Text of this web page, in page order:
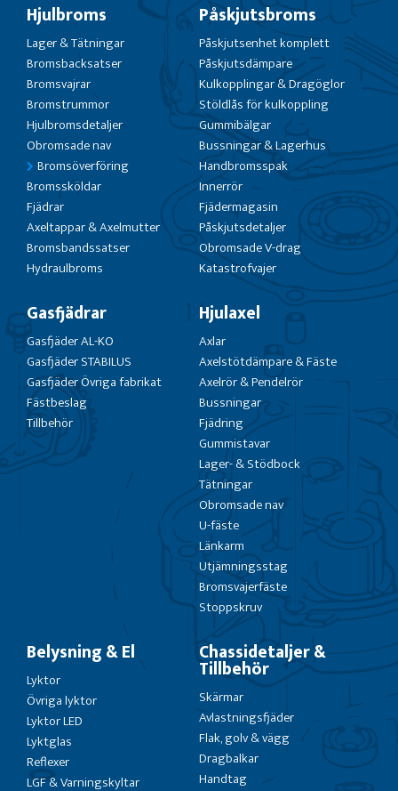
Hjulbroms
Lager & Tätningar
Bromsbacksatser
Bromsvajrar
Bromstrummor
Hjulbromsdetaljer
Obromsade nav
Bromsöverföring
Bromssköldar
Fjädrar
Axeltappar & Axelmutter
Bromsbandssatser
Hydraulbroms
Påskjutsbroms
Påskjutsenhet komplett
Påskjutsdämpare
Kulkopplingar & Dragöglor
Stöldlås för kulkoppling
Gummibälgar
Bussningar & Lagerhus
Handbromsspak
Innerrör
Fjädermagasin
Påskjutsdetaljer
Obromsade V-drag
Katastrofvajer
Gasfjädrar
Gasfjäder AL-KO
Gasfjäder STABILUS
Gasfjäder Övriga fabrikat
Fästbeslag
Tillbehör
Hjulaxel
Axlar
Axelstötdämpare & Fäste
Axelrör & Pendelrör
Bussningar
Fjädring
Gummistavar
Lager- & Stödbock
Tätningar
Obromsade nav
U-fäste
Länkarm
Utjämningsstag
Bromsvajerfäste
Stoppskruv
Belysning & El
Lyktor
Övriga lyktor
Lyktor LED
Lyktglas
Reflexer
LGF & Varningskyltar
Chassidetaljer &
Tillbehör
Skärmar
Avlastningsfjäder
Flak, golv & vägg
Dragbalkar
Handtag